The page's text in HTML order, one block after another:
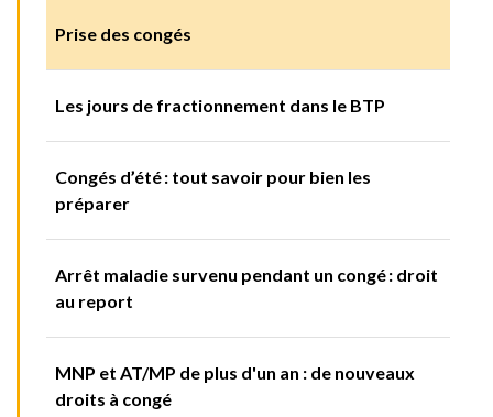
Prise des congés
Les jours de fractionnement dans le BTP
Congés d’été : tout savoir pour bien les
préparer
Arrêt maladie survenu pendant un congé : droit
au report
MNP et AT/MP de plus d'un an : de nouveaux
droits à congé